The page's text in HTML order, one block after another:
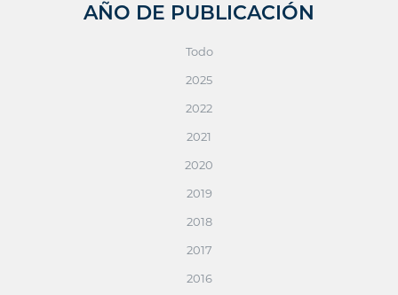
AÑO DE PUBLICACIÓN
Todo
2025
2022
2021
2020
2019
2018
2017
2016